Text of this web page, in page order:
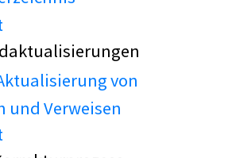
von
und Verweisen